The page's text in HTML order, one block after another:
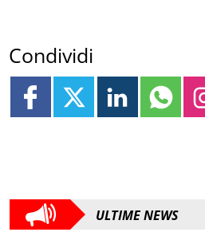
Condividi
ULTIME NEWS